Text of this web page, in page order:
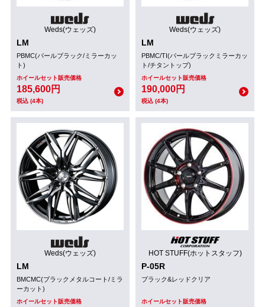
Weds(ウェッズ)
LM
PBMC(パールブラック/ミラーカッ
ト)
ホイールセット販売価格
185,600円
税込 (4本)
Weds(ウェッズ)
LM
PBMC/TI(パールブラックミラーカッ
ト/チタントップ)
ホイールセット販売価格
190,000円
税込 (4本)
Weds(ウェッズ)
LM
BMCMC(ブラックメタルコート/ミラ
ーカット)
ホイールセット販売価格
HOT STUFF(ホットスタッフ)
P-05R
ブラック&レッドクリア
ホイールセット販売価格